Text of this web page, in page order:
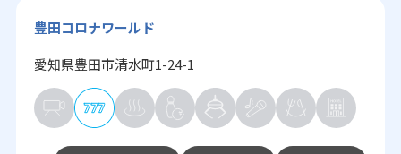
豊田コロナワールド
愛知県豊田市清水町1-24-1